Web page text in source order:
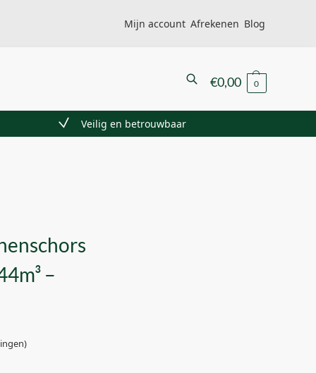
Mijn account Afrekenen Blog
€0,00 0
Veilig en betrouwbaar
–